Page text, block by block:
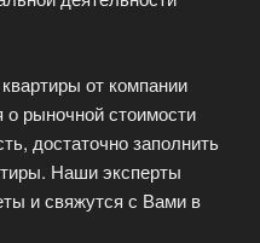
от компании
рыночной стоимости
достаточно заполнить
Наши эксперты
и свяжутся с Вами в